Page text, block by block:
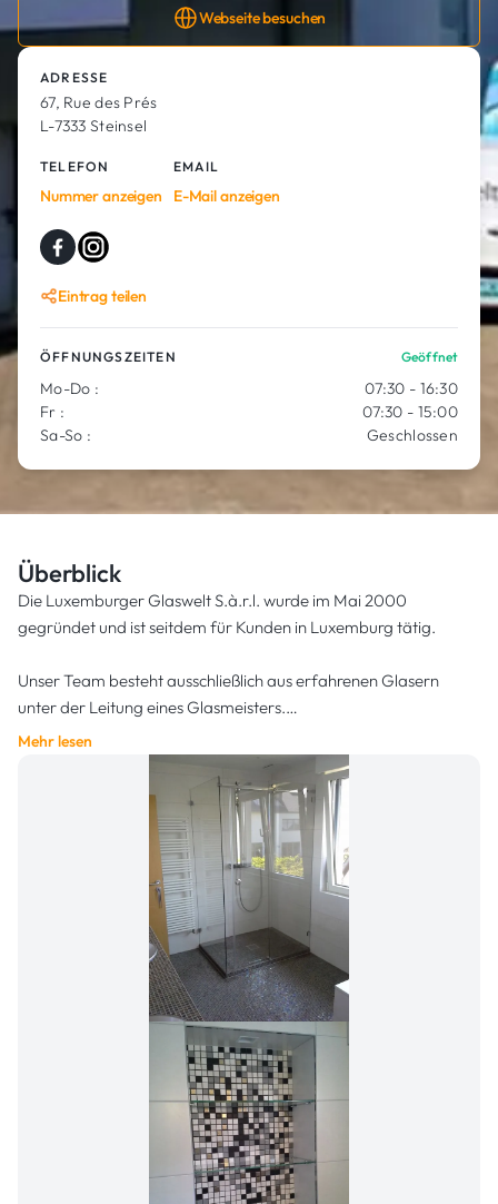
Webseite besuchen
ADRESSE
67, Rue des Prés
L-7333 Steinsel
TELEFON
Nummer anzeigen
EMAIL
E-Mail anzeigen
Eintrag teilen
ÖFFNUNGSZEITEN Geöffnet
Mo-Do :
07:30 - 16:30
Fr :
07:30 - 15:00
Sa-So :
Geschlossen
Überblick
Die Luxemburger Glaswelt S.à.r.l. wurde im Mai 2000
gegründet und ist seitdem für Kunden in Luxemburg tätig.
Unser Team besteht ausschließlich aus erfahrenen Glasern
unter der Leitung eines Glasmeisters.
Gleichzeitig verfügen unsere Mitarbeiter über umfangreiche
Erfahrungen im Bereich der Montage und Verkleidung von
Holz, Kunststoff und verschiedenen Metallen.
Unser oberstes Ziel ist es, allen unseren Kunden erstklassige
Qualität auf kontinuierlicher Basis zu bieten.
Qualität beginnt beim Einkauf: Wir verwenden nur
hochwertigste Materialien, von denen wir selbst von der
Qualität überzeugt sind.
Wir arbeiten mit Ehrgeiz daran, ihre Wünsche zu erfüllen.
Dennoch sind manchmal Phantasie, Kreativität und
künstlerische Ansprüche notwendig, um Ihre Wünsche zu
Mehr lesen